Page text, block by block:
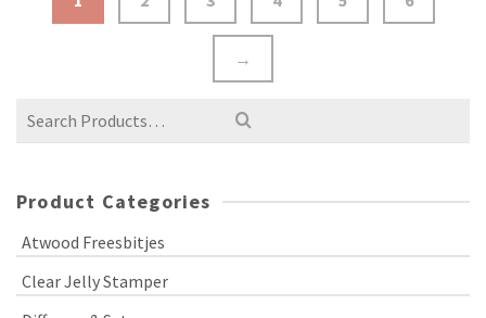
→
Product Categories
Atwood Freesbitjes
Clear Jelly Stamper